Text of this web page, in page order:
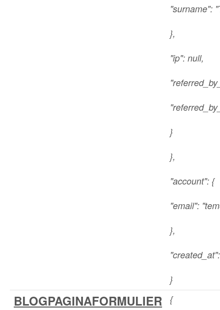
"surname":
},
"ip": null,
}
},
"account": {
"email":
},
}
BLOGPAGINAFORMULIER
{